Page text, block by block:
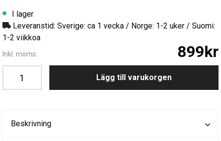
I lager
Leveranstid: Sverige: ca 1 vecka / Norge: 1-2 uker / Suomi:
1-2 viikkoa
Inkl. moms: 899kr
Lägg till varukorgen
Beskrivning